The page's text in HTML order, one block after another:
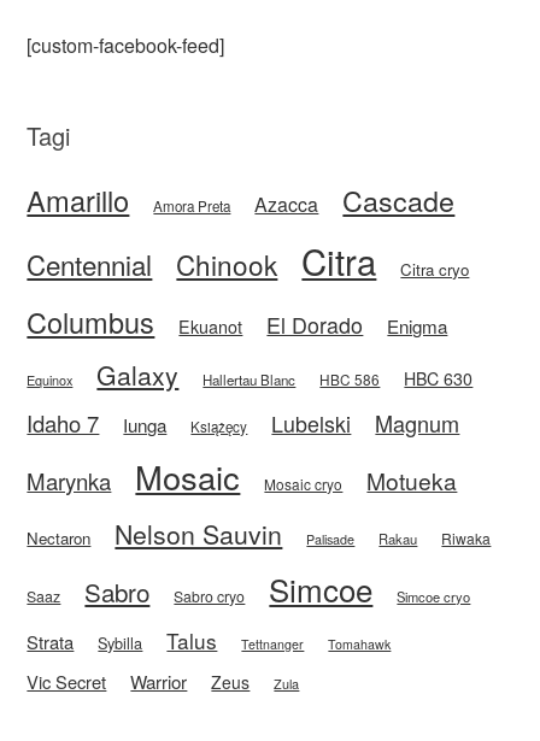
[custom-facebook-feed]
Tagi
Amarillo Amora Preta Azacca Cascade
Centennial Chinook Citra Citra cryo
Columbus Ekuanot El Dorado Enigma
Equinox Galaxy Hallertau Blanc HBC 586 HBC 630
Idaho 7 Iunga Książęcy Lubelski
Magnum
Marynka
Mosaic Mosaic cryo Motueka
Nectaron Nelson Sauvin Palisade Rakau Riwaka
Saaz Sabro Sabro cryo Simcoe Simcoe cryo
Strata Sybilla Talus Tettnanger Tomahawk
Vic Secret Warrior Zeus Zula